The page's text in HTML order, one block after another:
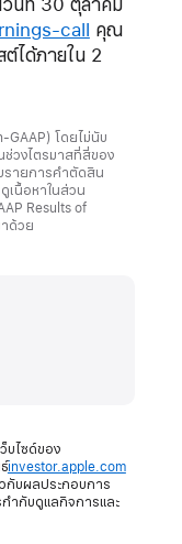
callคุณ
ได้ภายใน 2
GAAP) โดยไม่นับ
ช่วงไตรมาสที่สี่ของ
รายการคำตัดสิน
เนื้อหาในส่วน
Results of
ด้วย
บไซด์ของ
investor.apple.com
กับผลประกอบการ
ำกับดูแลกิจการและ